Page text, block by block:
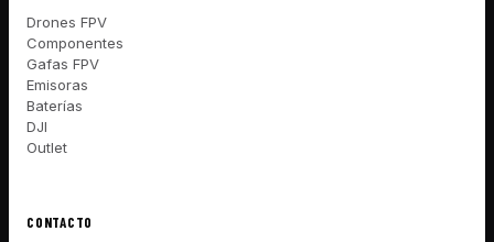
Drones FPV
Componentes
Gafas FPV
Emisoras
Baterías
DJI
Outlet
CONTACTO